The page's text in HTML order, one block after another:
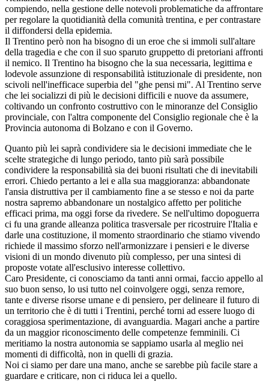
compiendo, nella gestione delle notevoli problematiche da affrontare
per regolare la quotidianità della comunità trentina, e per contrastare
il diffondersi della epidemia.
Il Trentino però non ha bisogno di un eroe che si immoli sull'altare
della tragedia e che con il suo sparuto gruppetto di pretoriani affronti
il nemico. Il Trentino ha bisogno che la sua necessaria, legittima e
lodevole assunzione di responsabilità istituzionale di presidente, non
scivoli nell'inefficace superbia del "ghe pensi mi". Al Trentino serve
che lei socializzi di più le decisioni difficili e nuove da assumere,
coltivando un confronto costruttivo con le minoranze del Consiglio
provinciale, con l'altra componente del Consiglio regionale che è la
Provincia autonoma di Bolzano e con il Governo.
Quanto più lei saprà condividere sia le decisioni immediate che le
scelte strategiche di lungo periodo, tanto più sarà possibile
condividere la responsabilità sia dei buoni risultati che di inevitabili
errori. Chiedo pertanto a lei e alla sua maggioranza: abbandonate
l'ansia distruttiva per il cambiamento fine a se stesso e noi da parte
nostra sapremo abbandonare un nostalgico affetto per politiche
efficaci prima, ma oggi forse da rivedere. Se nell'ultimo dopoguerra
ci fu una grande alleanza politica trasversale per ricostruire l'Italia e
darle una costituzione, il momento straordinario che stiamo vivendo
richiede il massimo sforzo nell'armonizzare i pensieri e le diverse
visioni di un mondo divenuto più complesso, per una sintesi di
proposte votate all'esclusivo interesse collettivo.
Caro Presidente, ci conosciamo da tanti anni ormai, faccio appello al
suo buon senso, lo usi tutto nel coinvolgere oggi, senza remore,
tante e diverse risorse umane e di pensiero, per delineare il futuro di
un territorio che è di tutti i Trentini, perché torni ad essere luogo di
coraggiosa sperimentazione, di avanguardia. Magari anche a partire
da un maggior riconoscimento delle competenze femminili. Ci
meritiamo la nostra autonomia se sappiamo usarla al meglio nei
momenti di difficoltà, non in quelli di grazia.
Noi ci siamo per dare una mano, anche se sarebbe più facile stare a
guardare e criticare, non ci riduca lei a quello.